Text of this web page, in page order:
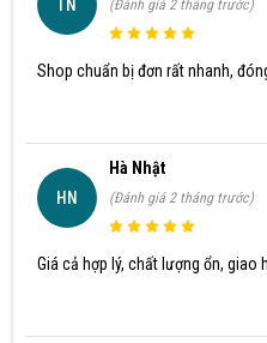
TN (Đánh giá 2 tháng trước)
Shop chuẩn bị đơn rất nhanh,
HN
Hà Nhật
(Đánh giá 2 tháng trước)
Giá cả hợp lý, chất lượng ổn, giao